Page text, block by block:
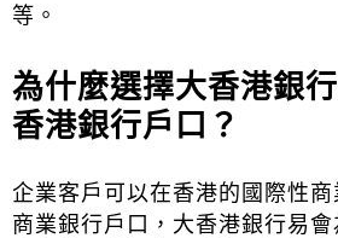
等。
為什麼選擇大香港銀
香港銀行戶口？
企業客戶可以在香港的國際性
商業銀行戶口，大香港銀行易